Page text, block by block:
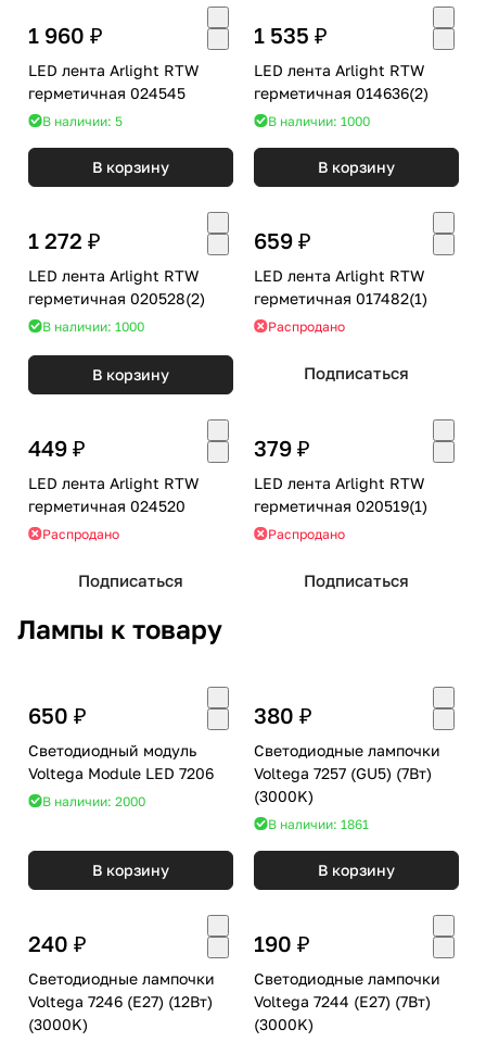
1 960 ₽
LED лента Arlight RTW
герметичная 024545
В наличии: 5
В корзину
1 535 ₽
LED лента Arlight RTW
герметичная 014636(2)
В наличии: 1000
В корзину
1 272 ₽
LED лента Arlight RTW
герметичная 020528(2)
В наличии: 1000
В корзину
659 ₽
LED лента Arlight RTW
герметичная 017482(1)
Распродано
Подписаться
449 ₽
LED лента Arlight RTW
герметичная 024520
Распродано
Подписаться
379 ₽
LED лента Arlight RTW
герметичная 020519(1)
Распродано
Подписаться
Лампы к товару
650 ₽
Светодиодный модуль
Voltega Module LED 7206
В наличии: 2000
В корзину
380 ₽
Светодиодные лампочки
Voltega 7257 (GU5) (7Вт)
(3000K)
В наличии: 1861
В корзину
240 ₽
Светодиодные лампочки
Voltega 7246 (E27) (12Вт)
(3000K)
190 ₽
Светодиодные лампочки
Voltega 7244 (E27) (7Вт)
(3000K)